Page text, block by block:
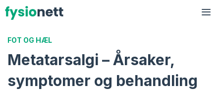
Hopp
til
FOT OG HÆL
Metatarsalgi – Årsaker,
symptomer og behandling